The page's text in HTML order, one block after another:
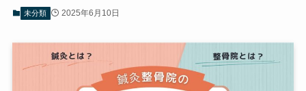
未分類 2025年6月10日